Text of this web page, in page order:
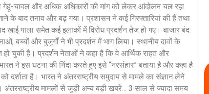
गेहूं-चावल और अधिक अधिकारों की मांग को लेकर आंदोलन चल रहा
के बाद तनाव और बढ़ गया। प्रशासन ने कई गिरफ्तारियां की हैं तथा
गाला समेत कई इलाकों में विरोध प्रदर्शन तेज हो गए। बाजार बंद
बच्चों और बुजुर्गों ने भी प्रदर्शन में भाग लिया। स्थानीय दावों के
चुकी है। प्रदर्शन नेताओं ने कहा है कि वे आर्थिक राहत और
ने इस घटना की निंदा करते हुए इसे “नरसंहार” बताया है और कहा है
दर्शाता है। भारत ने अंतरराष्ट्रीय समुदाय से मामले का संज्ञान लेने
मामलों से जुड़ी अन्य बड़ी खबरें… 3 साल से ज्यादा समय